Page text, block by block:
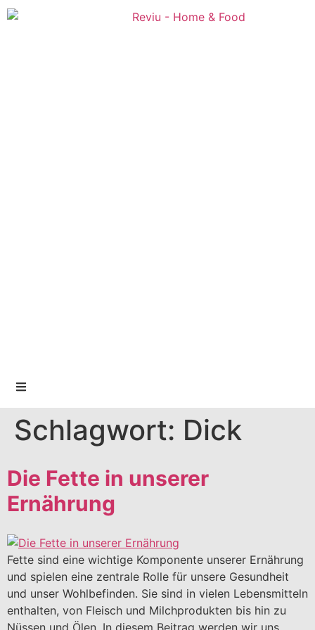
Schlagwort: Dick
Die Fette in unserer
Ernährung
Fette sind eine wichtige Komponente unserer Ernährung
und spielen eine zentrale Rolle für unsere Gesundheit
und unser Wohlbefinden. Sie sind in vielen Lebensmitteln
enthalten, von Fleisch und Milchprodukten bis hin zu
Nüssen und Ölen. In diesem Beitrag werden wir uns